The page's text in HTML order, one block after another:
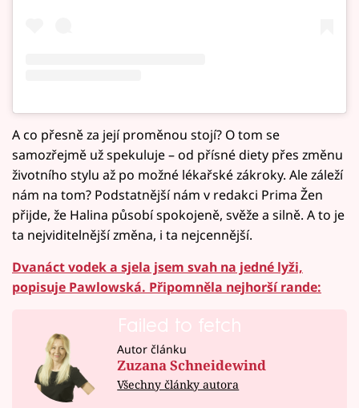
A co přesně za její proměnou stojí? O tom se
samozřejmě už spekuluje – od přísné diety přes změnu
životního stylu až po možné lékařské zákroky. Ale záleží
nám na tom? Podstatnější nám v redakci Prima Žen
přijde, že Halina působí spokojeně, svěže a silně. A to je
ta nejviditelnější změna, i ta nejcennější.
Dvanáct vodek a sjela jsem svah na jedné lyži,
popisuje Pawlowská. Připomněla nejhorší rande:
Failed to fetch
Autor článku
Zuzana Schneidewind
Všechny články autora